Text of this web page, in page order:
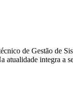
de Gestão de
atualidade integra a